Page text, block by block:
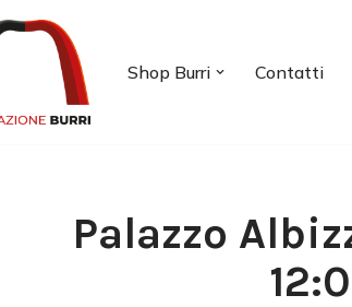
Shop Burri Contatti
Palazzo